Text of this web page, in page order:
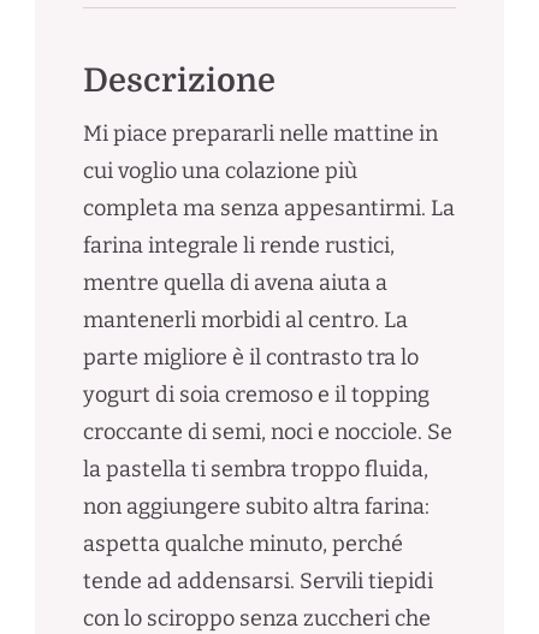
Descrizione
Mi piace prepararli nelle mattine in
cui voglio una colazione più
completa ma senza appesantirmi. La
farina integrale li rende rustici,
mentre quella di avena aiuta a
mantenerli morbidi al centro. La
parte migliore è il contrasto tra lo
yogurt di soia cremoso e il topping
croccante di semi, noci e nocciole. Se
la pastella ti sembra troppo fluida,
non aggiungere subito altra farina:
aspetta qualche minuto, perché
tende ad addensarsi. Servili tiepidi
con lo sciroppo senza zuccheri che